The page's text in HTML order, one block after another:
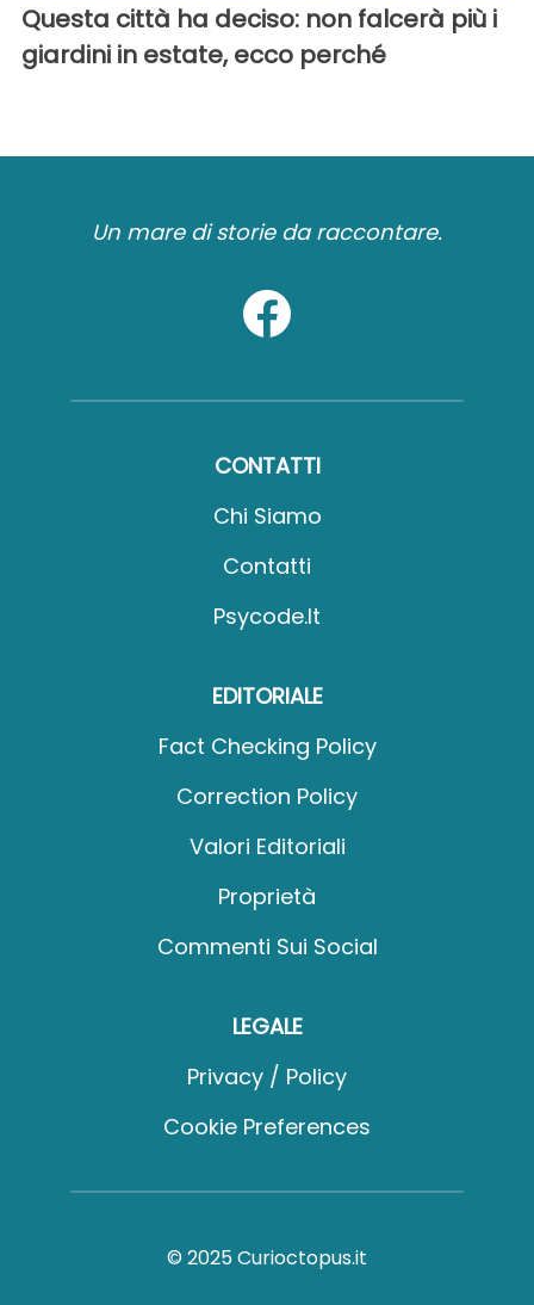
Questa città ha deciso: non falcerà più i
giardini in estate, ecco perché
Un mare di storie da raccontare.
CONTATTI
Chi Siamo
Contatti
Psycode.it
EDITORIALE
Fact Checking Policy
Correction Policy
Valori Editoriali
Proprietà
Commenti Sui Social
LEGALE
Privacy / Policy
Cookie Preferences
© 2025 Curioctopus.it